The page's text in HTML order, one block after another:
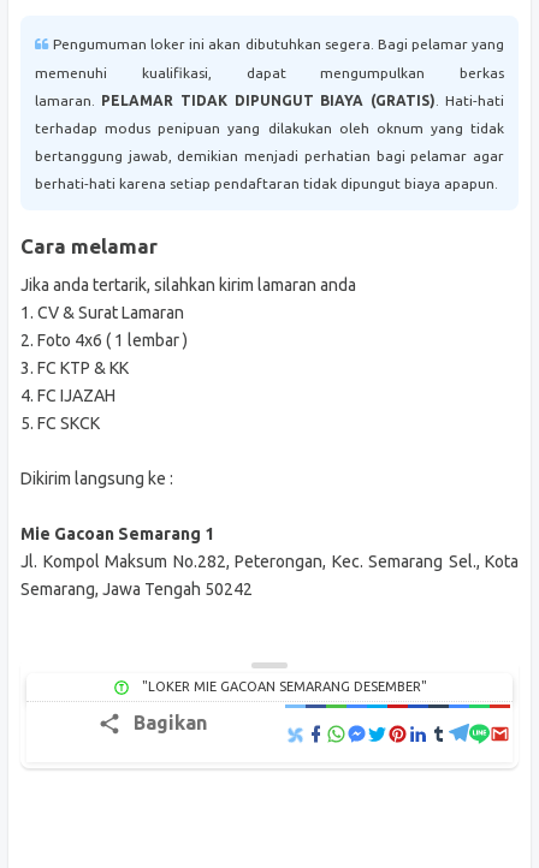
Pengumuman loker ini akan dibutuhkan segera. Bagi pelamar yang
memenuhi kualifikasi, dapat mengumpulkan berkas
lamaran. PELAMAR TIDAK DIPUNGUT BIAYA (GRATIS) . Hati-hati
terhadap modus penipuan yang dilakukan oleh oknum yang tidak
bertanggung jawab, demikian menjadi perhatian bagi pelamar agar
berhati-hati karena setiap pendaftaran tidak dipungut biaya apapun.
Cara melamar
Jika anda tertarik, silahkan kirim lamaran anda
1. CV & Surat Lamaran
2. Foto 4x6 ( 1 lembar )
3. FC KTP & KK
4. FC IJAZAH
5. FC SKCK
Dikirim langsung ke :
Mie Gacoan Semarang 1
Jl. Kompol Maksum No.282, Peterongan, Kec. Semarang Sel., Kota
Semarang, Jawa Tengah 50242
"LOKER MIE GACOAN SEMARANG DESEMBER"
Bagikan